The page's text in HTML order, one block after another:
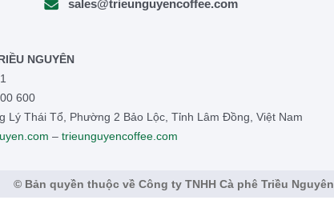
sales@trieunguyencoffee.com
NGUYÊN
600
Lý Thái Tổ, Phường 2 Bảo Lộc, Tỉnh Lâm Đồng, Việt Nam
– trieunguyencoffee.com
© Bản quyền thuộc về Công ty TNHH Cà phê Triều Nguyên